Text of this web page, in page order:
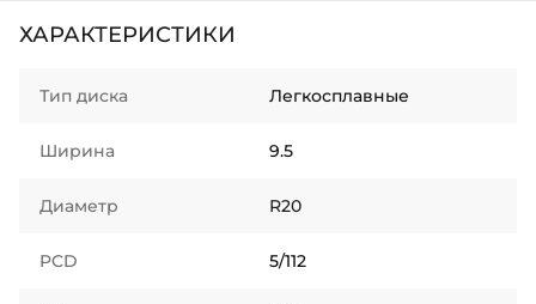
ХАРАКТЕРИСТИКИ
Тип диска Легкосплавные
Ширина 9.5
Диаметр R20
PCD 5/112